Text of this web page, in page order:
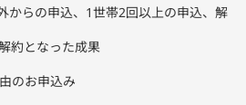
からの申込、1世帯2回以上の申込、解
約となった成果
のお申込み